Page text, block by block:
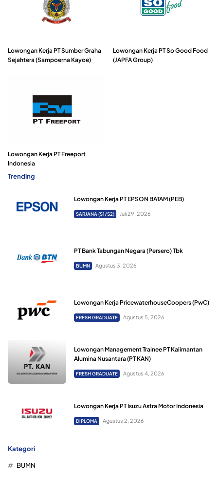
Lowongan Kerja PT Sumber Graha
Sejahtera (Sampoerna Kayoe)
Lowongan Kerja PT So Good Food
(JAPFA Group)
Lowongan Kerja PT Freeport
Indonesia
Trending
Lowongan Kerja PT EPSON BATAM (PEB)
SARJANA (S1/S2) Juli 29, 2026
PT Bank Tabungan Negara (Persero) Tbk
BUMN Agustus 3, 2026
Lowongan Kerja PricewaterhouseCoopers (PwC)
FRESH GRADUATE Agustus 5, 2026
Lowongan Management Trainee PT Kalimantan
Alumina Nusantara (PT KAN)
FRESH GRADUATE Agustus 4, 2026
Lowongan Kerja PT Isuzu Astra Motor Indonesia
DIPLOMA Agustus 2, 2026
Kategori
BUMN